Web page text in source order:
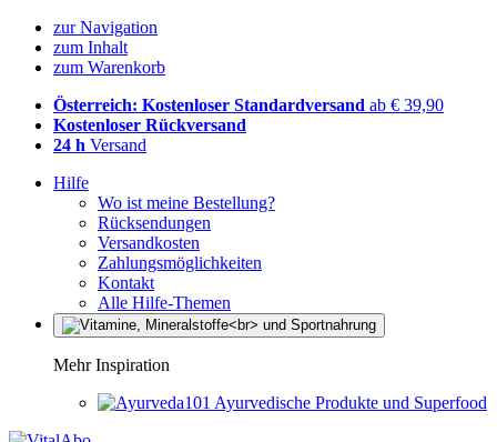
zur Navigation
zum Inhalt
zum Warenkorb
Österreich: Kostenloser Standardversand ab € 39,90
Kostenloser Rückversand
24 h Versand
Hilfe
Wo ist meine Bestellung?
Rücksendungen
Versandkosten
Zahlungsmöglichkeiten
Kontakt
Alle Hilfe-Themen
Mehr Inspiration
Ayurvedische Produkte und Superfood